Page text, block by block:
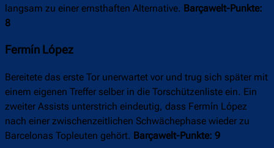
langsam zu einer ernsthaften Alternative. Barçawelt-Punkte:
8
Fermín López
Bereitete das erste Tor unerwartet vor und trug sich später mit
einem eigenen Treffer selber in die Torschützenliste ein. Ein
zweiter Assists unterstrich eindeutig, dass Fermín López
nach einer zwischenzeitlichen Schwächephase wieder zu
Barcelonas Topleuten gehört. Barçawelt-Punkte: 9